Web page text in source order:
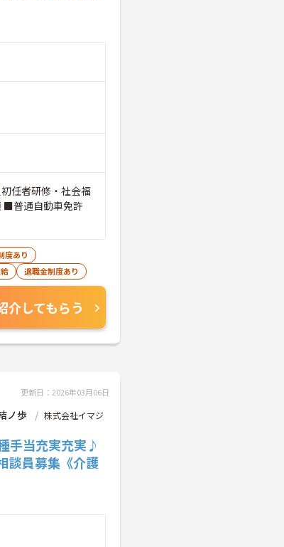
任者研修・社会福
■普通自動車免許
度あり
退職金制度あり
介してもらう
更新日：2026年03月06日
ノ歩
株式会社イマジ
手当充実充実♪
談員募集《介護